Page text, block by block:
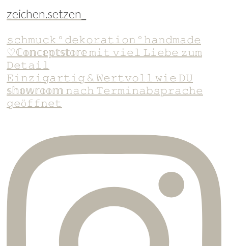
zeichen.setzen_
𝚜𝚌𝚑𝚖𝚞𝚌𝚔 ° 𝚍𝚎𝚔𝚘𝚛𝚊𝚝𝚒𝚘𝚗 ° 𝚑𝚊𝚗𝚍𝚖𝚊𝚍𝚎
♡ℂ𝕠𝕟𝕔𝕖𝕡𝕥𝕤𝕥𝕠𝕣𝕖 𝚖𝚒𝚝 𝚟𝚒𝚎𝚕 𝙻𝚒𝚎𝚋𝚎 𝚣𝚞𝚖
𝙳𝚎𝚝𝚊𝚒𝚕
𝙴𝚒𝚗𝚣𝚒𝚐𝚊𝚛𝚝𝚒𝚐 & 𝚆𝚎𝚛𝚝𝚟𝚘𝚕𝚕 𝚠𝚒𝚎 𝙳𝚄
𝕤𝕙𝕠𝕨𝕣𝕠𝕠𝕞 𝚗𝚊𝚌𝚑 𝚃𝚎𝚛𝚖𝚒𝚗𝚊𝚋𝚜𝚙𝚛𝚊𝚌𝚑𝚎
𝚐𝚎ö𝚏𝚏𝚗𝚎𝚝